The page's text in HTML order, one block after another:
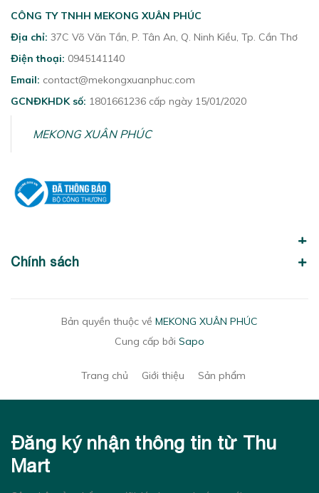
CÔNG TY TNHH MEKONG XUÂN PHÚC
Địa chỉ: 37C Võ Văn Tần, P. Tân An, Q. Ninh Kiều, Tp. Cần Thơ
Điện thoại: 0945141140
Email: contact@mekongxuanphuc.com
GCNĐKHDK số: 1801661236 cấp ngày 15/01/2020
MEKONG XUÂN PHÚC
Chính sách
Bản quyền thuộc về MEKONG XUÂN PHÚC
Cung cấp bởi Sapo
Trang chủ Giới thiệu Sản phẩm
Đăng ký nhận thông tin từ Thu
Mart